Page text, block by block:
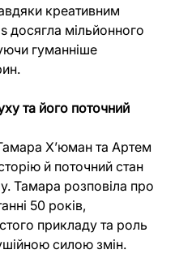
креативним
досягла мільйонного
гуманніше
та його поточний
Х’юман та Артем
й поточний стан
Тамара розповіла про
50 років,
прикладу та роль
силою змін.